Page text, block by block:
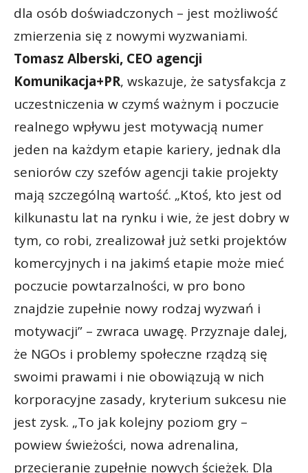
dla osób doświadczonych – jest możliwość
zmierzenia się z nowymi wyzwaniami.
Tomasz Alberski, CEO agencji
Komunikacja+PR, wskazuje, że satysfakcja z
uczestniczenia w czymś ważnym i poczucie
realnego wpływu jest motywacją numer
jeden na każdym etapie kariery, jednak dla
seniorów czy szefów agencji takie projekty
mają szczególną wartość. „Ktoś, kto jest od
kilkunastu lat na rynku i wie, że jest dobry w
tym, co robi, zrealizował już setki projektów
komercyjnych i na jakimś etapie może mieć
poczucie powtarzalności, w pro bono
znajdzie zupełnie nowy rodzaj wyzwań i
motywacji” – zwraca uwagę. Przyznaje dalej,
że NGOs i problemy społeczne rządzą się
swoimi prawami i nie obowiązują w nich
korporacyjne zasady, kryterium sukcesu nie
jest zysk. „To jak kolejny poziom gry –
powiew świeżości, nowa adrenalina,
przecieranie zupełnie nowych ścieżek. Dla